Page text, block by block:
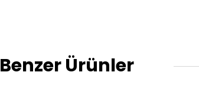
Benzer Ürünler